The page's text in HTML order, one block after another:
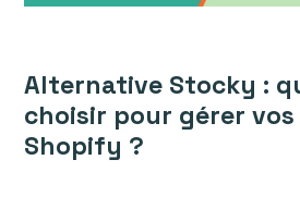
Alternative Stocky :
choisir pour gérer
Shopify ?